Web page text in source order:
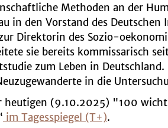
Methoden an der
in den Vorstand des
Direktorin des Sozio-
sie bereits kommissarisch
zum Leben in
in die
heutigen (9.10.2025) "100
im Tagesspiegel (T+).